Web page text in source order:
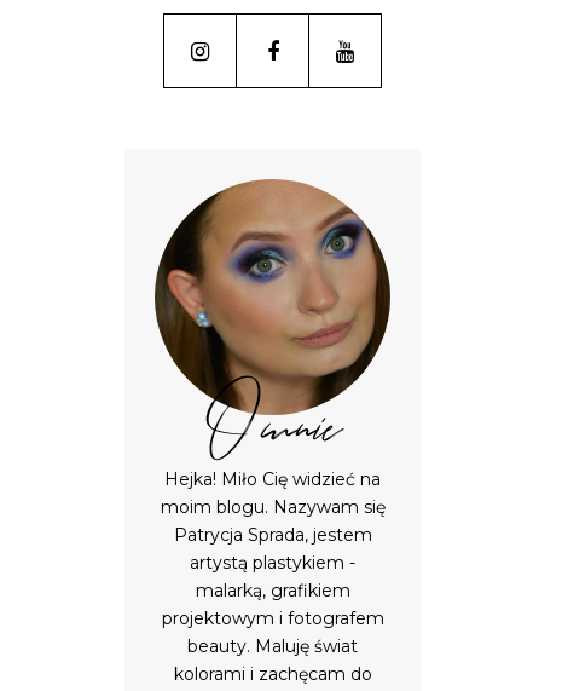
O mnie
Hejka! Miło Cię widzieć na
moim blogu. Nazywam się
Patrycja Sprada, jestem
artystą plastykiem -
malarką, grafikiem
projektowym i fotografem
beauty. Maluję świat
kolorami i zachęcam do